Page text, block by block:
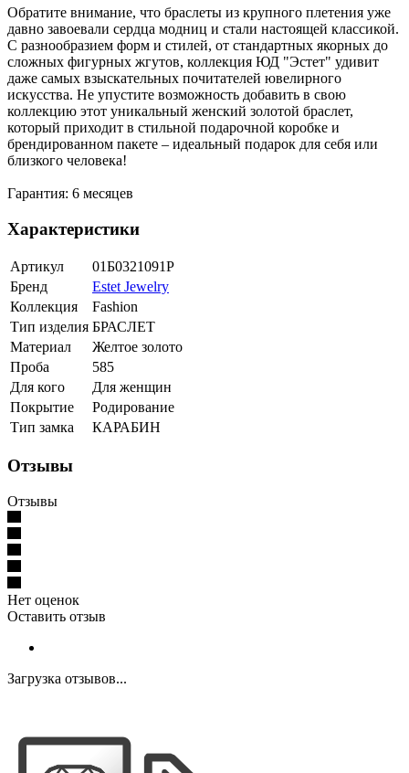
Обратите внимание, что браслеты из крупного плетения уже
давно завоевали сердца модниц и стали настоящей классикой.
С разнообразием форм и стилей, от стандартных якорных до
сложных фигурных жгутов, коллекция ЮД "Эстет" удивит
даже самых взыскательных почитателей ювелирного
искусства. Не упустите возможность добавить в свою
коллекцию этот уникальный женский золотой браслет,
который приходит в стильной подарочной коробке и
брендированном пакете – идеальный подарок для себя или
близкого человека!
Гарантия: 6 месяцев
Характеристики
Артикул
01Б0321091Р
Бренд
Estet Jewelry
Коллекция
Fashion
Тип изделия БРАСЛЕТ
Материал
Желтое золото
Проба
585
Для кого
Для женщин
Покрытие
Родирование
Тип замка
КАРАБИН
Отзывы
Отзывы
Нет оценок
Оставить отзыв
Загрузка отзывов...